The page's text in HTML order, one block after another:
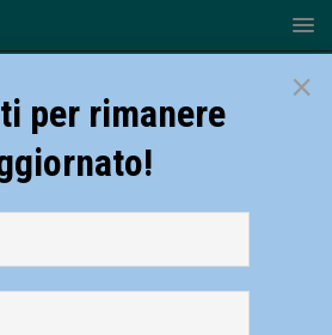
×
per rimanere